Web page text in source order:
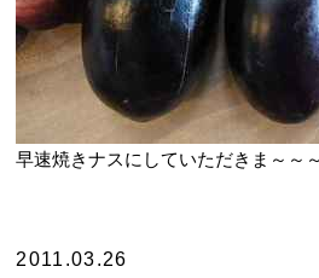
早速焼きナスにしていただきま～～
2011.03.26